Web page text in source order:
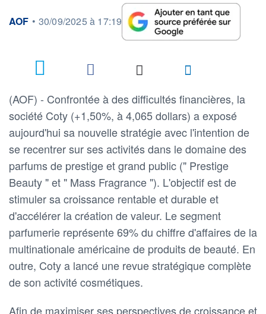
information fournie par
AOF • 30/09/2025 à 17:19
(AOF) - Confrontée à des difficultés financières, la
société Coty (+1,50%, à 4,065 dollars) a exposé
aujourd'hui sa nouvelle stratégie avec l'intention de
se recentrer sur ses activités dans le domaine des
parfums de prestige et grand public (" Prestige
Beauty " et " Mass Fragrance "). L'objectif est de
stimuler sa croissance rentable et durable et
d'accélérer la création de valeur. Le segment
parfumerie représente 69% du chiffre d'affaires de la
multinationale américaine de produits de beauté. En
outre, Coty a lancé une revue stratégique complète
de son activité cosmétiques.
Afin de maximiser ses perspectives de croissance et